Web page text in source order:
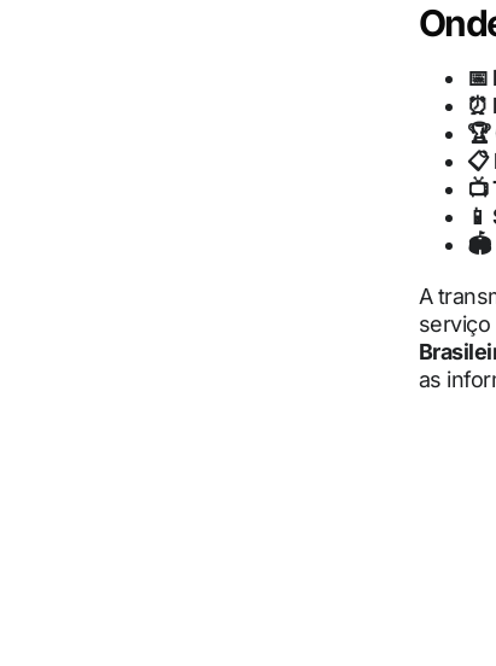
📅
⏰
🏆
📋
📺
🏟️
A
serviço
as